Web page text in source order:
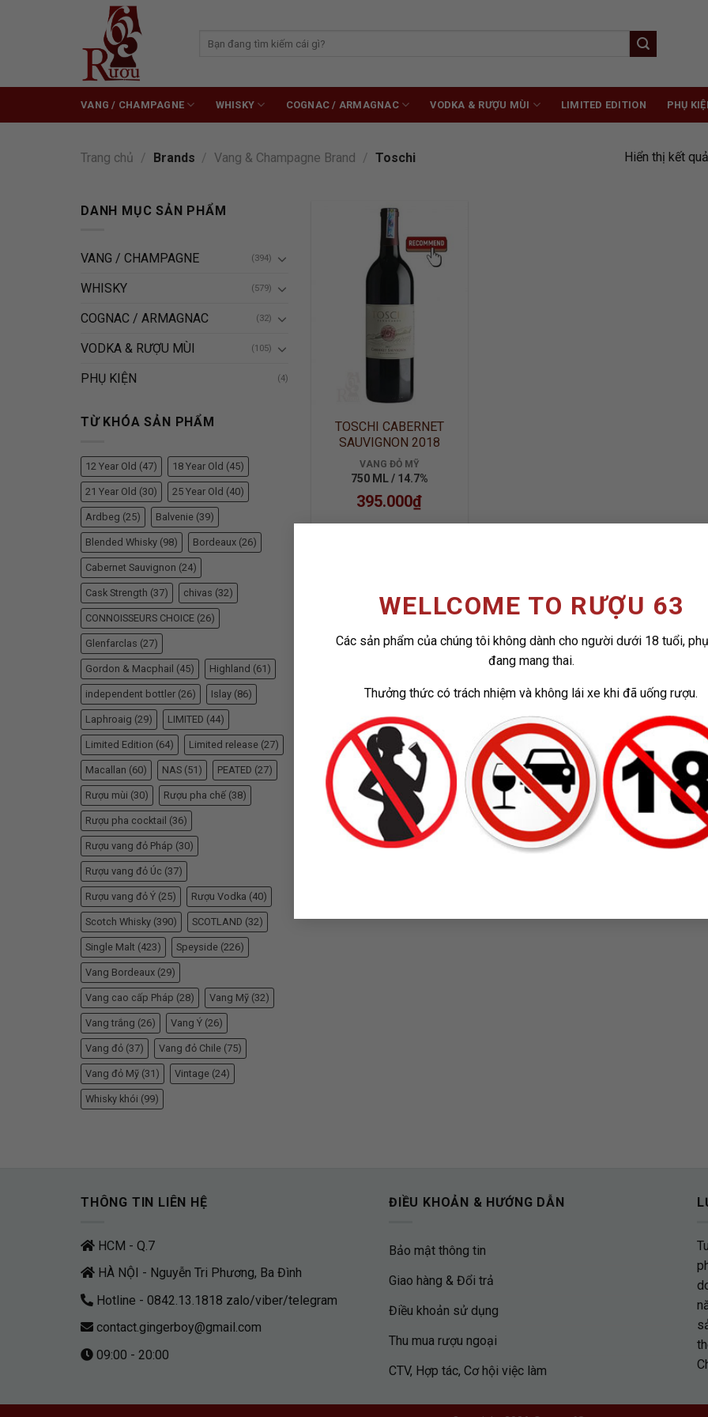
WELLCOME TO RƯỢU 63
Các sản phẩm của chúng tôi không dành cho người dưới 18 tuổi,
đang mang thai.
Thưởng thức có trách nhiệm và không lái xe khi đã uống rượu.
kiếm:
VANG / CHAMPAGNE WHISKY COGNAC / ARMAGNAC VODKA & RƯỢU MÙI LIMITED EDITION PHỤ
Trang chủ / Brands / Vang & Champagne Brand / Toschi Hiển thị kết
DANH MỤC SẢN PHẨM
VANG / CHAMPAGNE (394)
WHISKY (579)
COGNAC / ARMAGNAC (32)
VODKA & RƯỢU MÙI (105)
PHỤ KIỆN (4)
TỪ KHÓA SẢN PHẨM
12 Year Old (47) 18 Year Old (45)
21 Year Old (30) 25 Year Old (40)
Ardbeg (25) Balvenie (39)
Blended Whisky (98) Bordeaux (26)
Cabernet Sauvignon (24)
Cask Strength (37) chivas (32)
CONNOISSEURS CHOICE (26)
Glenfarclas (27)
Gordon & Macphail (45) Highland (61)
independent bottler (26) Islay (86)
Laphroaig (29) LIMITED (44)
Limited Edition (64) Limited release (27)
Macallan (60) NAS (51) PEATED (27)
Rượu mùi (30) Rượu pha chế (38)
Rượu pha cocktail (36)
Rượu vang đỏ Pháp (30)
Rượu vang đỏ Úc (37)
Rượu vang đỏ Ý (25) Rượu Vodka (40)
Scotch Whisky (390) SCOTLAND (32)
Single Malt (423) Speyside (226)
Vang Bordeaux (29)
Vang cao cấp Pháp (28) Vang Mỹ (32)
Vang trắng (26) Vang Ý (26)
Vang đỏ (37) Vang đỏ Chile (75)
Vang đỏ Mỹ (31) Vintage (24)
Whisky khói (99)
ADD TO
TOSCHI CABERNET
SAUVIGNON 2018
VANG ĐỎ MỸ
750 ML / 14.7%
395.000₫
THÔNG TIN LIÊN HỆ
HCM - Q.7
HÀ NỘI - Nguyễn Tri Phương, Ba Đình
Hotline - 0842.13.1818 zalo/viber/telegram
contact.gingerboy@gmail.com
09:00 - 20:00
ĐIỀU KHOẢN & HƯỚNG DẪN
Bảo mật thông tin
Giao hàng & Đổi trả
Điều khoản sử dụng
Thu mua rượu ngoại
CTV, Hợp tác, Cơ hội việc làm